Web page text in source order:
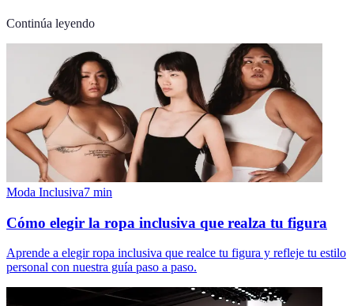
Continúa leyendo
Moda Inclusiva7 min
Cómo elegir la ropa inclusiva que realza tu figura
Aprende a elegir ropa inclusiva que realce tu figura y refleje tu estilo
personal con nuestra guía paso a paso.